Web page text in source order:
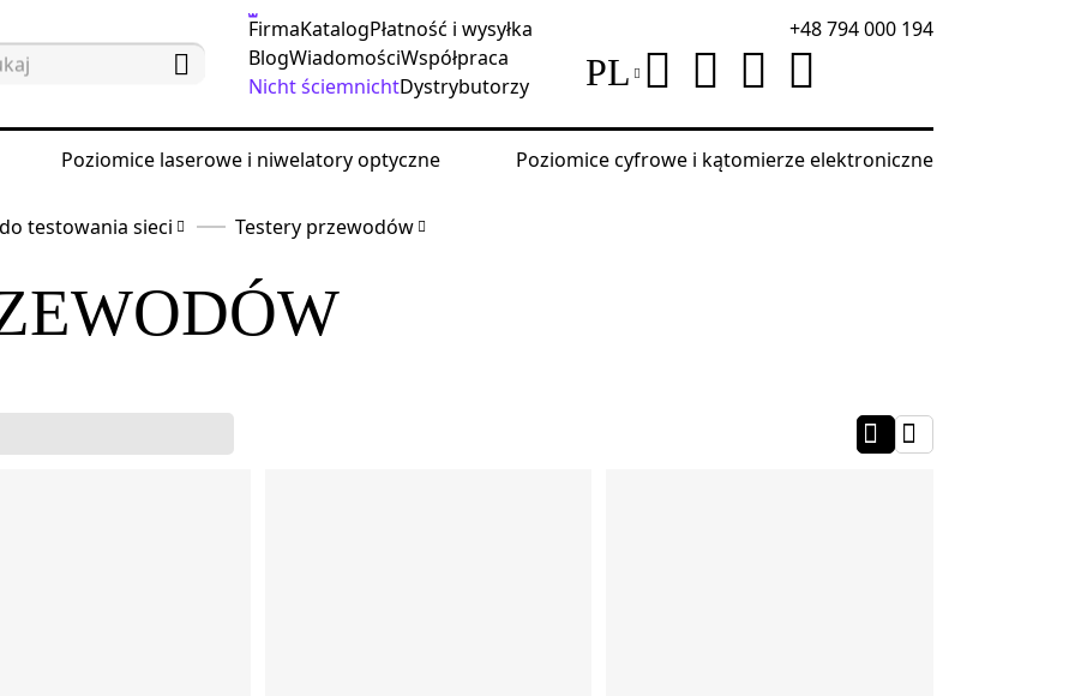
FirmaKatalogPłatność i wysyłka
BlogWiadomościWspółpraca
Nicht ściemnichtDystrybutorzy
+48 794 000 194
PL
Poziomice laserowe i niwelatory optyczne
Poziomice cyfrowe i kątomierze elektroniczne
testowania sieci Testery przewodów